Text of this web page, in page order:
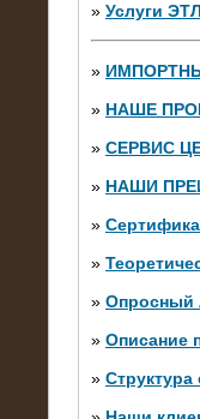
» Услуги
»
» НАШЕ
» СЕРВИС
» НАШИ
»
»
» Опросный
» Описание
» Структура
10.10.2014
яруса